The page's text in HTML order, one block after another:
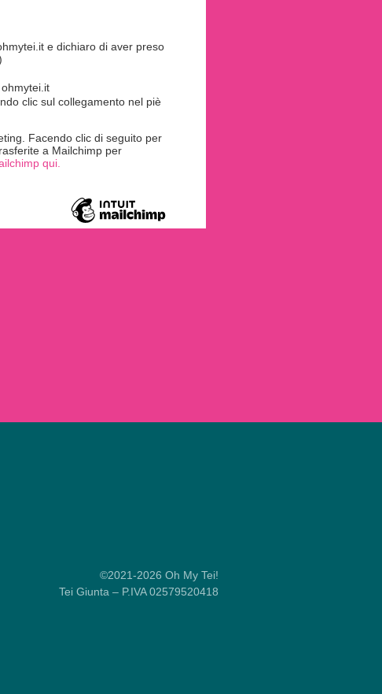
e dichiaro di aver preso
clic sul collegamento nel piè
Facendo clic di seguito per
a Mailchimp per
qui.
©2021-2026 Oh My Tei!
Tei Giunta – P.IVA 02579520418